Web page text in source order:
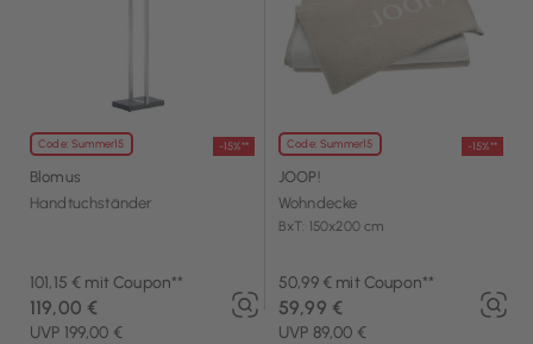
Code: Summer15 -15%**
Blomus
Handtuchständer
101,15 € mit Coupon**
UVP 199,00 €
119,00 €
Code: Summer15 -15%**
JOOP!
Wohndecke
BxT: 150x200 cm
50,99 € mit Coupon**
UVP 89,00 €
59,99 €